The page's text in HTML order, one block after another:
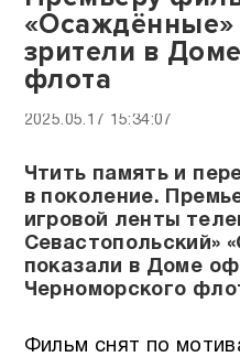
«Осаждённые»
зрители в
флота
2025.05.17 15:34:07
Чтить память и
в поколение.
игровой ленты
Севастопольский»
показали в Доме
Черноморского
Фильм снят по